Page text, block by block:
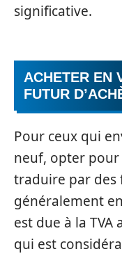
significative.
ACHETER EN
FUTUR
Pour ceux qui
neuf, opter pour
traduire par des
généralement
est due à la TVA
qui est